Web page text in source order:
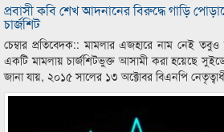
প্রবাসী কবি শেখ আদনানের বিরুদ্ধে গাড়ি
চার্জশিট
চেম্বার প্রতিবেদক:: মামলার এজহারে নাম নেই
একটি মামলায় চার্জশিটভুক্ত আসামী করা হয়েছে
জানা যায়, ২০১৫ সালের ১৩ অক্টোবর বিএনপি